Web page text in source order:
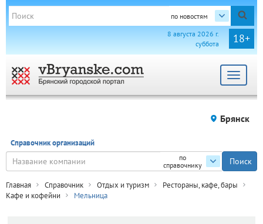
по новостям
18+
8 августа 2026 г.
суббота
Toggle
Брянск
Справочник организаций
по
справочнику
Главная Справочник Отдых и туризм
Рестораны, кафе, бары
Кафе и кофейни
Мельница